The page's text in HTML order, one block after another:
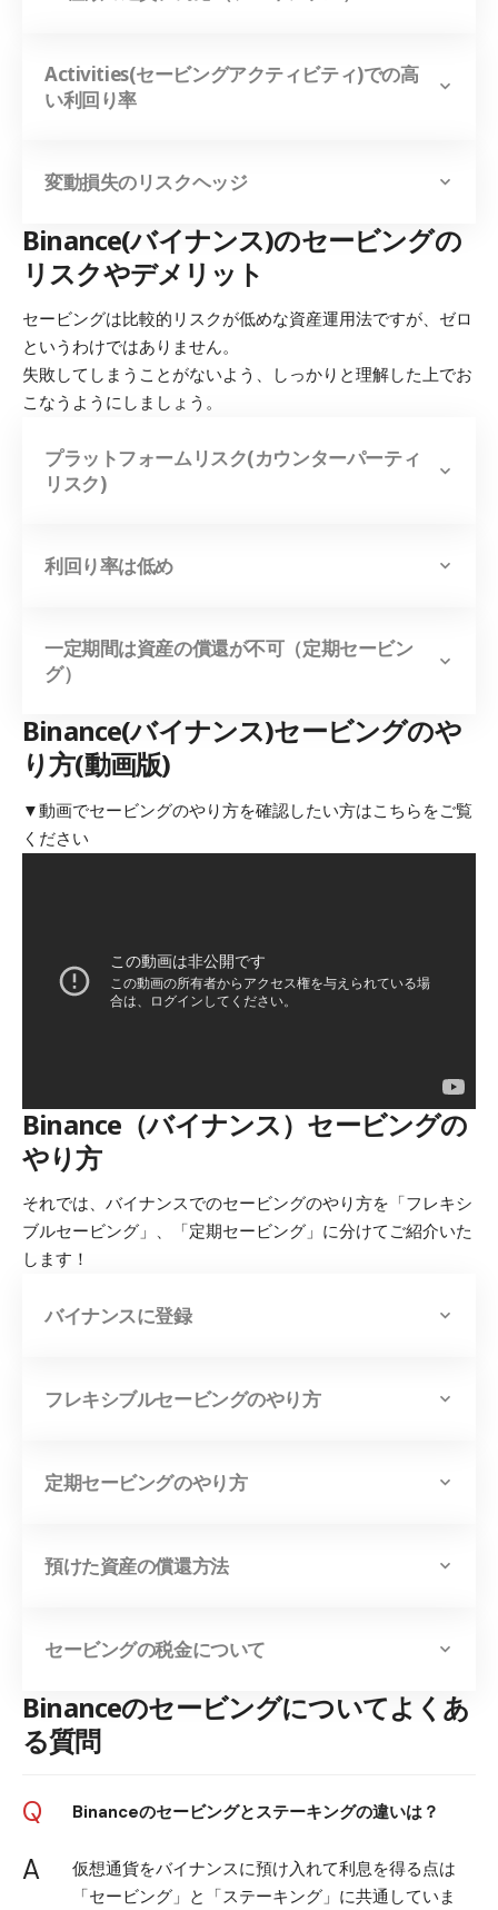
Activities(セービングアクティビティ)での高
い利回り率
変動損失のリスクヘッジ
Binance(バイナンス)のセービングの
リスクやデメリット
セービングは比較的リスクが低めな資産運用法ですが、ゼロ
というわけではありません。
失敗してしまうことがないよう、しっかりと理解した上でお
こなうようにしましょう。
プラットフォームリスク(カウンターパーティ
リスク)
利回り率は低め
一定期間は資産の償還が不可（定期セービン
グ）
Binance(バイナンス)セービングのや
り方(動画版)
▼動画でセービングのやり方を確認したい方はこちらをご覧
ください
Binance（バイナンス）セービングの
やり方
それでは、バイナンスでのセービングのやり方を「フレキシ
ブルセービング」、「定期セービング」に分けてご紹介いた
します！
バイナンスに登録
フレキシブルセービングのやり方
定期セービングのやり方
預けた資産の償還方法
セービングの税金について
Binanceのセービングについてよくあ
る質問
Q Binanceのセービングとステーキングの違いは？
A
仮想通貨をバイナンスに預け入れて利息を得る点は
「セービング」と「ステーキング」に共通していま